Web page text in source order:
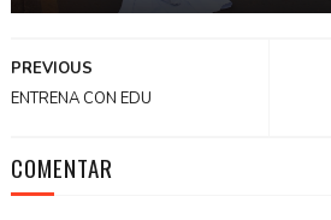
PREVIOUS
ENTRENA CON EDU
COMENTAR